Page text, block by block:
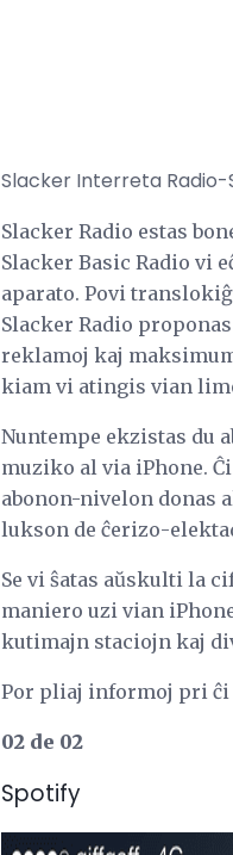
Slacker Interreta Radio-
Slacker Radio estas
Slacker Basic Radio vi
aparato. Povi
Slacker Radio
reklamoj kaj
kiam vi atingis vian
Nuntempe ekzistas du
muziko al via iPhone.
abonon-nivelon donas
lukson de ĉerizo-
Se vi ŝatas aŭskulti la
maniero uzi vian
kutimajn staciojn kaj
Por pliaj informoj pri ĉi
02 de 02
Spotify